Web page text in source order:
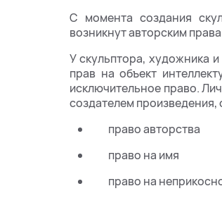
С момента создания
возникнут авторским
У скульптора, художника
прав на объект
исключительное право.
создателем
право авторства
право на имя
право на